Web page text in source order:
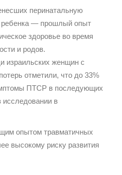
перинатальную
ребенка — прошлый опыт
здоровье во время
и родов.
израильских женщин с
отметили, что до 33%
ПТСР в последующих
исследовании в
опытом травматичных
высокому риску развития